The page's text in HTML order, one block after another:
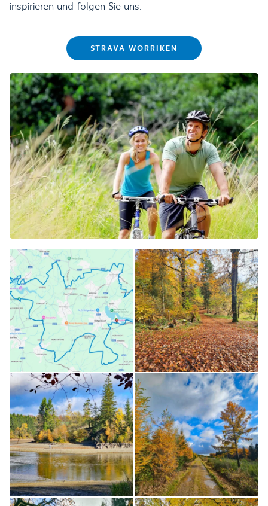
inspirieren und folgen Sie uns.
STRAVA WORRIKEN